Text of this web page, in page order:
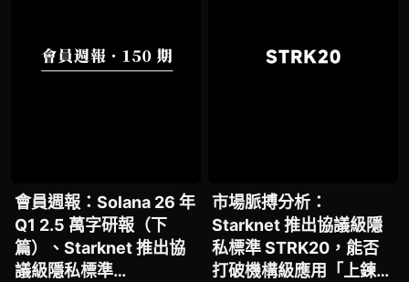
會員週報：Solana 26 年
Q1 2.5 萬字研報（下
篇）、Starknet 推出協
議級隱私標準
市場脈搏分析：
Starknet 推出協議級隱
私標準 STRK20，能否
打破機構級應用「上鍊